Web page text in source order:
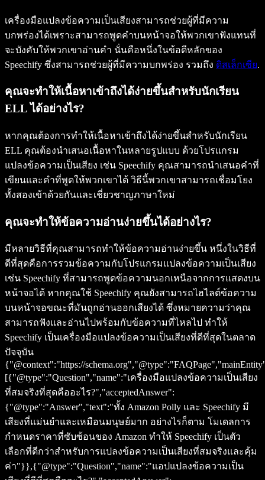
เครื่องมือแปลงข้อความเป็นเสียงสามารถช่วยผู้ที่มีความ
บกพร่องได้เพราะสามารถพูดคำบนหน้าจอให้พวกเขาฟังแทนที่
จะบังคับให้พวกเขาอ่านคำ นั่นคือหนึ่งในข้อดีหลักของ
Speechify ซึ่งสามารถช่วยผู้ที่มีความบกพร่อง รวมถึง ดิสเล็กเซีย.
คุณจะทำให้เนื้อหาเข้าถึงได้ง่ายขึ้นสำหรับนักเรียน
ELL ได้อย่างไร?
หากคุณต้องการทำให้เนื้อหาเข้าถึงได้ง่ายขึ้นสำหรับนักเรียน
ELL คุณต้องนำเสนอเนื้อหาในหลายรูปแบบ ด้วยโปรแกรม
แปลงข้อความเป็นเสียง เช่น Speechify คุณสามารถนำเสนอคำที่
เขียนและคำที่พูดให้พวกเขาได้ วิธีนี้พวกเขาสามารถเชื่อมโยง
ทั้งสองเข้าด้วยกันและเชี่ยวชาญภาษาใหม่
คุณจะทำให้ข้อความอ่านง่ายขึ้นได้อย่างไร?
มีหลายวิธีที่คุณสามารถทำให้ข้อความอ่านง่ายขึ้น หนึ่งในวิธีที่
ดีที่สุดคือการรวมข้อความกับโปรแกรมแปลงข้อความเป็นเสียง
เช่น Speechify ที่สามารถพูดข้อความนอกเหนือจากการแสดงบน
หน้าจอได้ หากคุณใช้ Speechify คุณยังสามารถไฮไลต์ข้อความ
บนหน้าจอขณะที่มันถูกอ่านออกเสียงได้ ซึ่งหมายความว่าคุณ
สามารถฟังและอ่านไปพร้อมกับข้อความที่ไหลไป ทำให้
Speechify เป็นเครื่องมือแปลงข้อความเป็นเสียงที่ดีที่สุดในตลาด
ปัจจุบัน
{"@context":"https://
[{"@type":"Question","name":"เครื่องมือแปลงข้อความเป็นเสียง
ที่สมจริงที่สุดคืออะไร?","acceptedAnswer":
{"@type":"Answer","text":"ทั้ง Amazon Polly และ Speechify มี
เสียงที่แม่นยำและเหมือนมนุษย์มาก อย่างไรก็ตาม โมเดลการ
กำหนดราคาที่ซับซ้อนของ Amazon ทำให้ Speechify เป็นตัว
เลือกที่ดีกว่าสำหรับการแปลงข้อความเป็นเสียงที่สมจริงและคุ้ม
ค่า"}},{"@type":"Question","name":"แอปแปลงข้อความเป็น